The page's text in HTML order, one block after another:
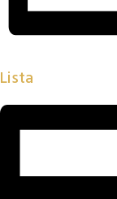
Lista